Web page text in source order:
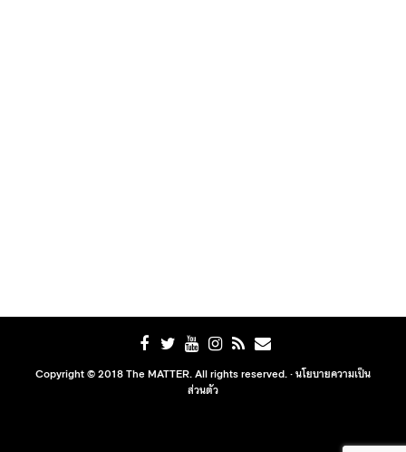
Copyright © 2018 The MATTER. All rights reserved. ·นโยบายความเป็น
ส่วนตัว